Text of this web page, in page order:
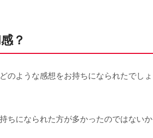
？
のような感想をお持ちになられたでしょ
ちになられた方が多かったのではないか